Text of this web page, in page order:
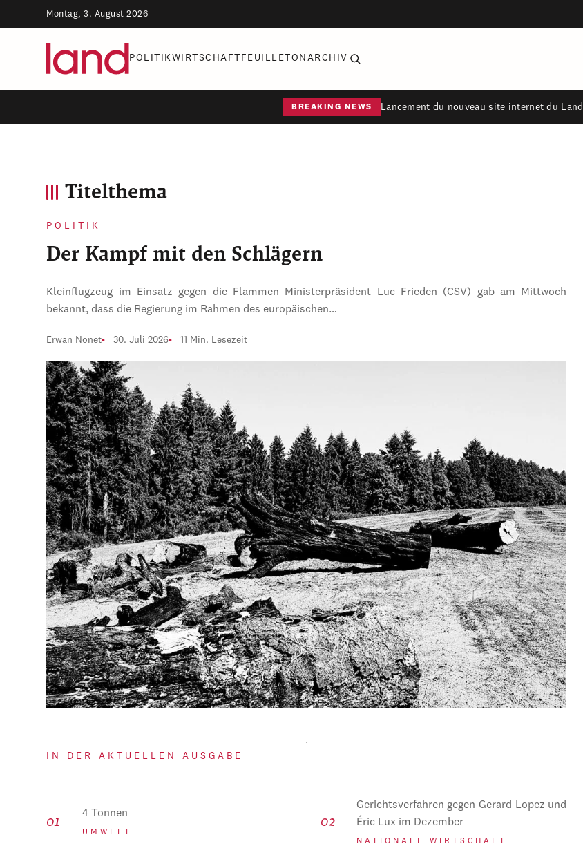
Montag, 3. August 2026
POLITIKWIRTSCHAFT FEUILLETON ARCHIV
BREAKING NEWS Lancement du nouveau site internet du Land
Titelthema
POLITIK
Der Kampf mit den Schlägern
Kleinflugzeug im Einsatz gegen die Flammen Ministerpräsident Luc Frieden (CSV) gab am Mittwoch
bekannt, dass die Regierung im Rahmen des europäischen…
Erwan Nonet 30. Juli 2026 11 Min. Lesezeit
IN DER AKTUELLEN AUSGABE
4 Tonnen
UMWELT
Gerichtsverfahren gegen Gerard Lopez und
Éric Lux im Dezember
NATIONALE WIRTSCHAFT